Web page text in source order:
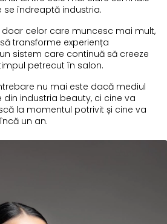
îndreaptă industria.
celor care muncesc mai mult,
transforme experiența
sistem care continuă să creeze
petrecut în salon.
nu mai este dacă mediul
industria beauty, ci cine va
la momentul potrivit și cine va
un an.